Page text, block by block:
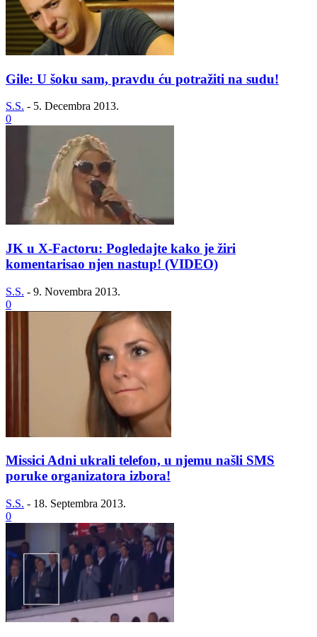
Gile: U šoku sam, pravdu ću potražiti na sudu!
S.S. - 5. Decembra 2013.
0
JK u X-Factoru: Pogledajte kako je žiri
komentarisao njen nastup! (VIDEO)
S.S. - 9. Novembra 2013.
0
Missici Adni ukrali telefon, u njemu našli SMS
poruke organizatora izbora!
S.S. - 18. Septembra 2013.
0